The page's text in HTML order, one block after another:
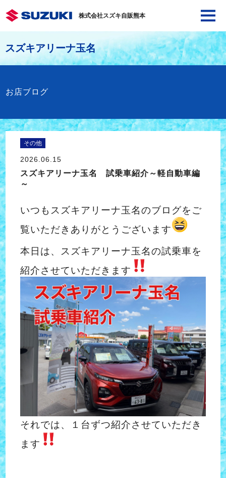
株式会社スズキ自販熊本
スズキアリーナ玉名
お店ブログ
その他
2026.06.15
スズキアリーナ玉名 試乗車紹介～軽自動車編
～
いつもスズキアリーナ玉名のブログをご
覧いただきありがとうございます
本日は、スズキアリーナ玉名の試乗車を
紹介させていただきます
それでは、１台ずつ紹介させていただき
ます